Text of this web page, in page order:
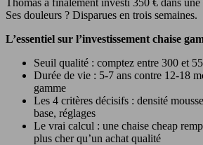
Ses douleurs ? Disparues en trois semaines.
L’essentiel sur l’investissement chaise
Seuil qualité : comptez entre 300 et
Durée de vie : 5-7 ans contre 12-18
gamme
Les 4 critères décisifs : densité
base, réglages
Le vrai calcul : une chaise cheap
plus cher qu’un achat qualité